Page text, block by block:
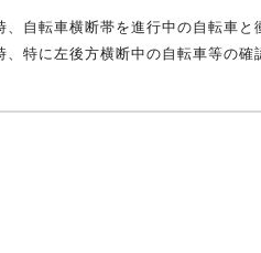
、自転車横断帯を進行中の自転車と
、特に左後方横断中の自転車等の確